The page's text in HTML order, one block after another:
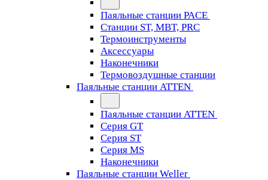
Паяльные станции PACE
Станции ST, MBT, PRC
Термоинструменты
Аксессуары
Наконечники
Термовоздушные станции
Паяльные станции ATTEN
Паяльные станции ATTEN
Серия GT
Серия ST
Серия MS
Наконечники
Паяльные станции Weller